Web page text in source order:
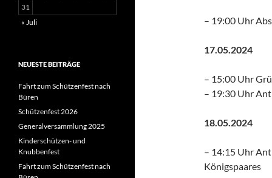
– 19:00 Uhr
17.05.2024
– 15:00 Uhr
– 19:30 Uhr
18.05.2024
– 14:15 Uhr
Königspaares
31
« Juli
NEUESTE BEITRÄGE
Fahrt zum Schützenfest nach
Büren
Schützenfest 2026
Generalversammlung 2025
Kinderschützen- und
Knubbenfest
Fahrt zum Schützenfest nach